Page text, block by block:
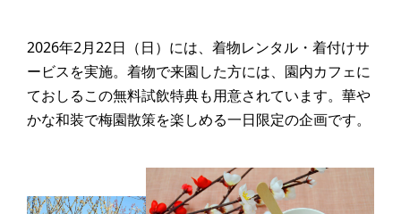
2026年2月22日（日）には、着物レンタル・着付けサ
ービスを実施。着物で来園した方には、園内カフェに
ておしるこの無料試飲特典も用意されています。華や
かな和装で梅園散策を楽しめる一日限定の企画です。